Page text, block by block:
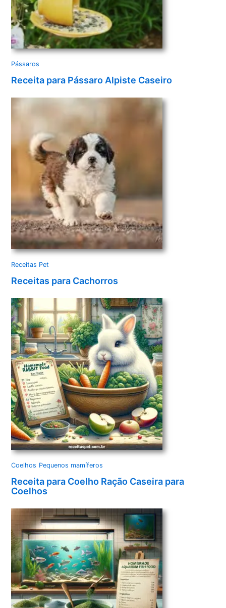
Pássaros
Receita para Pássaro Alpiste Caseiro
Receitas Pet
Receitas para Cachorros
Coelhos Pequenos mamíferos
Receita para Coelho Ração Caseira para
Coelhos